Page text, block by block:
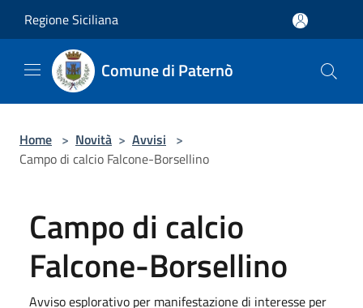
Regione Siciliana
Comune di Paternò
Home > Novità > Avvisi >
Campo di calcio Falcone-Borsellino
Campo di calcio
Falcone-Borsellino
Avviso esplorativo per manifestazione di interesse per